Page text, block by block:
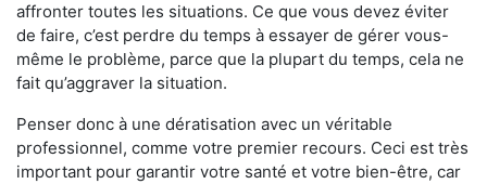
affronter toutes les situations. Ce que vous devez éviter
de faire, c’est perdre du temps à essayer de gérer vous-
même le problème, parce que la plupart du temps, cela ne
fait qu’aggraver la situation.
Penser donc à une dératisation avec un véritable
professionnel, comme votre premier recours. Ceci est très
important pour garantir votre santé et votre bien-être, car